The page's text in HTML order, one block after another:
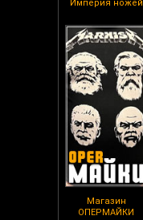
Империя ножей
Магазин
ОПЕРМАЙКИ